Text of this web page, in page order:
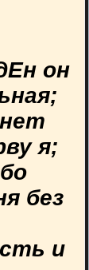
он
я;
без
и